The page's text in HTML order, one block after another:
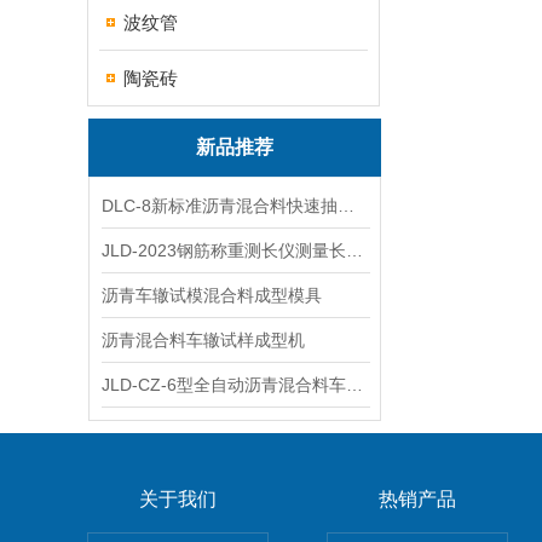
波纹管
陶瓷砖
新品推荐
沥青车辙试模混合料成型模具
沥青混合料车辙试样成型机
关于我们 热销产品